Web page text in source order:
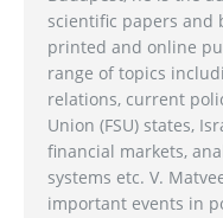
scientific papers and
printed and online
range of topics
relations, current
Union (FSU) states,
financial markets,
systems etc. V.
important events in